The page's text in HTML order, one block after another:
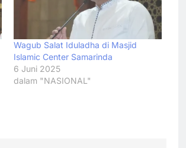
Wagub Salat Iduladha di Masjid
Islamic Center Samarinda
6 Juni 2025
dalam "NASIONAL"